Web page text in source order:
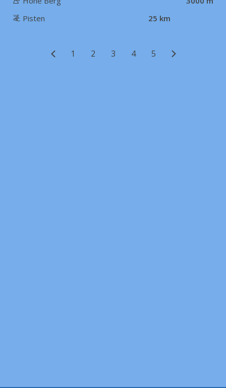
Pisten
25 km
1 2 3 4 5